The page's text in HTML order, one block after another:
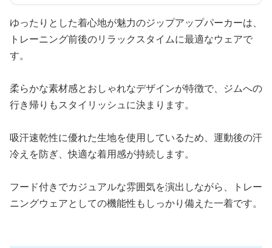
ゆったりとした着心地が魅力のジップアップパーカーは、
トレーニング前後のリラックスタイムに最適なウェアで
す。
柔らかな素材感とおしゃれなデザインが特徴で、ジムへの
行き帰りもスタイリッシュに決まります。
吸汗速乾性に優れた生地を使用しているため、運動後の汗
冷えを防ぎ、快適な着用感が持続します。
フード付きでカジュアルな雰囲気を演出しながら、トレー
ニングウェアとしての機能性もしっかり備えた一着です。